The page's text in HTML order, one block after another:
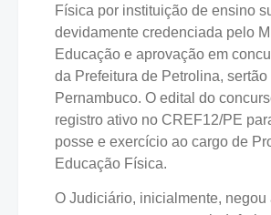
Física por instituição de ensino
devidamente credenciada pelo
Educação e aprovação em
da Prefeitura de Petrolina, sertão
Pernambuco. O edital do
registro ativo no CREF12/PE
posse e exercício ao cargo de
Educação Física.
O Judiciário, inicialmente, negou